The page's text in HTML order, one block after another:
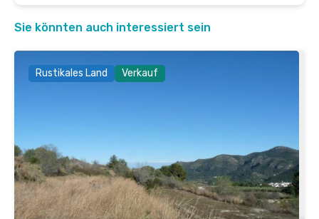
Sie könnten auch interessiert sein
Rustikales Land Verkauf